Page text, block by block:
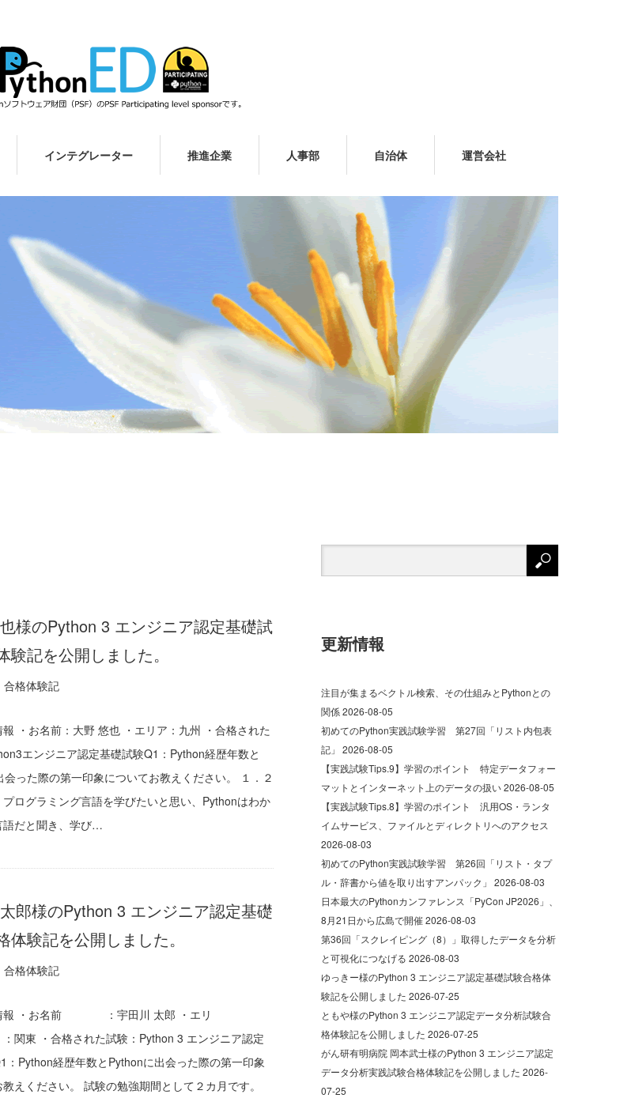
インテグレーター 推進企業 人事部 自治体 運営会社
様のPython 3 エンジニア認定基礎試
験記を公開しました。
合格体験記
・お名前：大野 悠也 ・エリア：九州 ・合格された
エンジニア認定基礎試験Q1：Python経歴年数と
会った際の第一印象についてお教えください。 １．２
プログラミング言語を学びたいと思い、Pythonはわか
語だと聞き、学び…
郎様のPython 3 エンジニア認定基礎
体験記を公開しました。
合格体験記
報 ・お名前 ：宇田川 太郎 ・エリ
・合格された試験：Python 3 エンジニア認定
：Python経歴年数とPythonに出会った際の第一印象
えください。 試験の勉強期間として２カ月です。
更新情報
注目が集まるベクトル検索、その仕組みとPythonとの
関係2026-08-05
初めてのPython実践試験学習 第27回「リスト内包表
記」 2026-08-05
【実践試験Tips.9】学習のポイント 特定データフォー
マットとインターネット上のデータの扱い2026-08-05
【実践試験Tips.8】学習のポイント 汎用OS・ランタ
イムサービス、ファイルとディレクトリへのアクセス
2026-08-03
初めてのPython実践試験学習 第26回「リスト・タプ
ル・辞書から値を取り出すアンパック」 2026-08-03
日本最大のPythonカンファレンス「PyCon JP2026」、
8月21日から広島で開催2026-08-03
第36回「スクレイピング（8）」取得したデータを分析
と可視化につなげる 2026-08-03
ゆっきー様のPython 3 エンジニア認定基礎試験合格体
験記を公開しました 2026-07-25
ともや様のPython 3 エンジニア認定データ分析試験合
格体験記を公開しました 2026-07-25
がん研有明病院 岡本武士様のPython 3 エンジニア認定
データ分析実践試験合格体験記を公開しました 2026-
07-25